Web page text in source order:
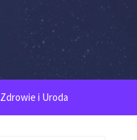
Zdrowie i Uroda